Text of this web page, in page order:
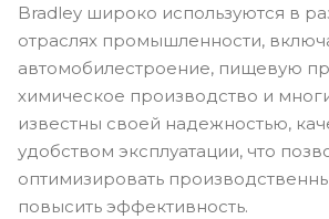
Bradley широко используются в
отраслях промышленности,
автомобилестроение, пищевую
химическое производство и
известны своей надежностью,
удобством эксплуатации, что
оптимизировать
повысить эффективность.